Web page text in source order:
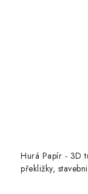
Hurá Papír - 3D
překližky,